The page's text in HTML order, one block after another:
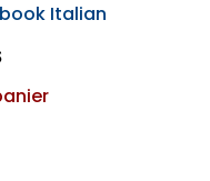
Italian